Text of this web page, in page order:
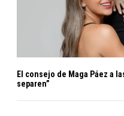
El consejo de Maga Páez a
separen”